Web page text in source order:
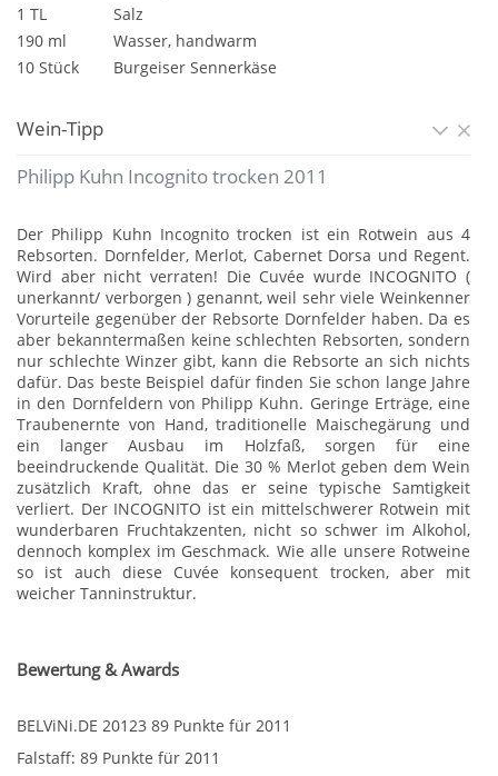
1 TL
Salz
190 ml
Wasser, handwarm
10 Stück
Burgeiser Sennerkäse
Wein-Tipp
Philipp Kuhn Incognito trocken 2011
Der Philipp Kuhn Incognito trocken ist ein Rotwein aus 4
Rebsorten. Dornfelder, Merlot, Cabernet Dorsa und Regent.
Wird aber nicht verraten! Die Cuvée wurde INCOGNITO (
unerkannt/ verborgen ) genannt, weil sehr viele Weinkenner
Vorurteile gegenüber der Rebsorte Dornfelder haben. Da es
aber bekanntermaßen keine schlechten Rebsorten, sondern
nur schlechte Winzer gibt, kann die Rebsorte an sich nichts
dafür. Das beste Beispiel dafür finden Sie schon lange Jahre
in den Dornfeldern von Philipp Kuhn. Geringe Erträge, eine
Traubenernte von Hand, traditionelle Maischegärung und
ein langer Ausbau im Holzfaß, sorgen für eine
beeindruckende Qualität. Die 30 % Merlot geben dem Wein
zusätzlich Kraft, ohne das er seine typische Samtigkeit
verliert. Der INCOGNITO ist ein mittelschwerer Rotwein mit
wunderbaren Fruchtakzenten, nicht so schwer im Alkohol,
dennoch komplex im Geschmack. Wie alle unsere Rotweine
so ist auch diese Cuvée konsequent trocken, aber mit
weicher Tanninstruktur.
Bewertung & Awards
BELViNi.DE 20123 89 Punkte für 2011
Falstaff: 89 Punkte für 2011